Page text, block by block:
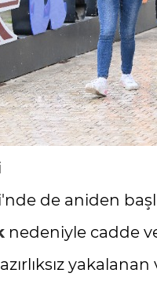
de aniden
nedeniyle cadde